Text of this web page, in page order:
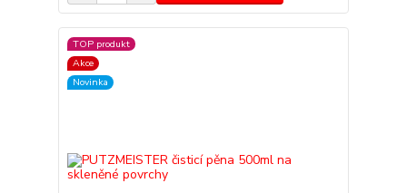
TOP produkt
Akce
Novinka